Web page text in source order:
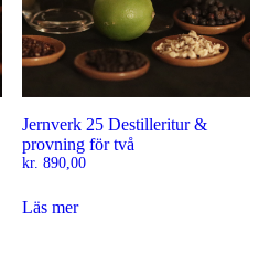
Jernverk 25 Destilleritur &
provning för två
kr. 890,00
Läs mer